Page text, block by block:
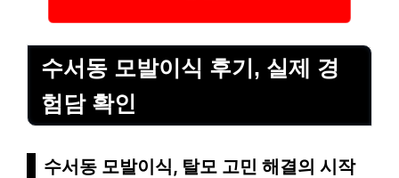
수서동 모발이식 후기, 실제 경
험담 확인
수서동 모발이식, 탈모 고민 해결의 시작